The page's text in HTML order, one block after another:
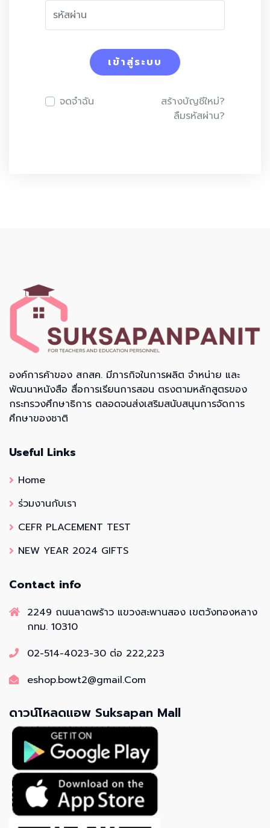
เข้าสู่ระบบ
จดจำฉัน
สร้างบัญชีใหม่?
ลืมรหัสผ่าน?
องค์การค้าของ สกสค. มีภารกิจในการผลิต จำหน่าย และ
พัฒนาหนังสือ สื่อการเรียนการสอน ตรงตามหลักสูตรของ
กระทรวงศึกษาธิการ ตลอดจนส่งเสริมสนับสนุนการจัดการ
ศึกษาของชาติ
Useful Links
Home
ร่วมงานกับเรา
CEFR PLACEMENT TEST
NEW YEAR 2024 GIFTS
Contact info
2249 ถนนลาดพร้าว แขวงสะพานสอง เขตวังทองหลาง
กทม. 10310
02-514-4023-30 ต่อ 222,223
eshop.bowt2@gmail.Com
ดาวน์โหลดแอพ Suksapan Mall